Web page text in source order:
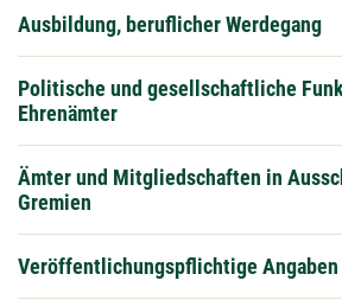
Ausbildung, beruflicher Werdegang
Politische und gesellschaftliche
Ehrenämter
Ämter und Mitgliedschaften in
Gremien
Veröffentlichungspflichtige Angaben